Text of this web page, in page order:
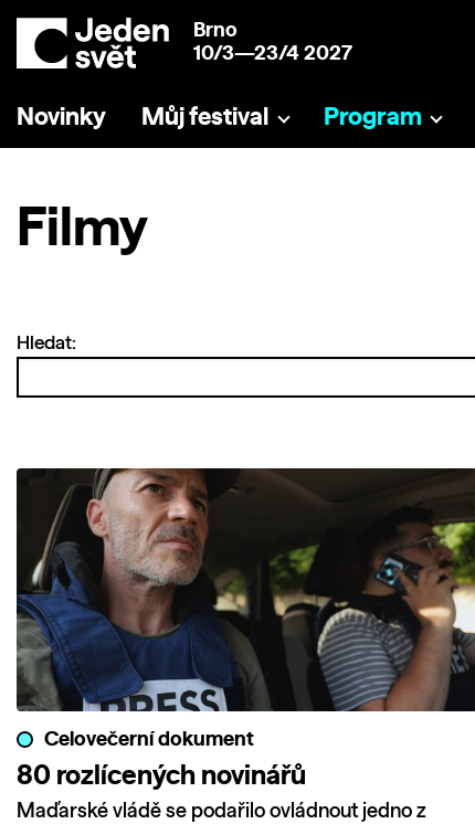
Brno
10/3—23/4 2027
Novinky Můj festival Program
Filmy
Hledat:
Celovečerní dokument
80 rozlícených novinářů
Maďarské vládě se podařilo ovládnout jedno z